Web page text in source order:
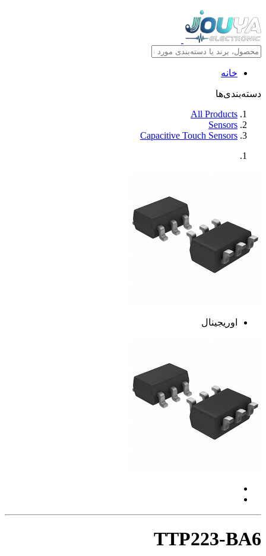
خانه
دسته‌بندی‌ها
All Products
Sensors
Capacitive Touch Sensors
اوریجینال
TTP223-BA6